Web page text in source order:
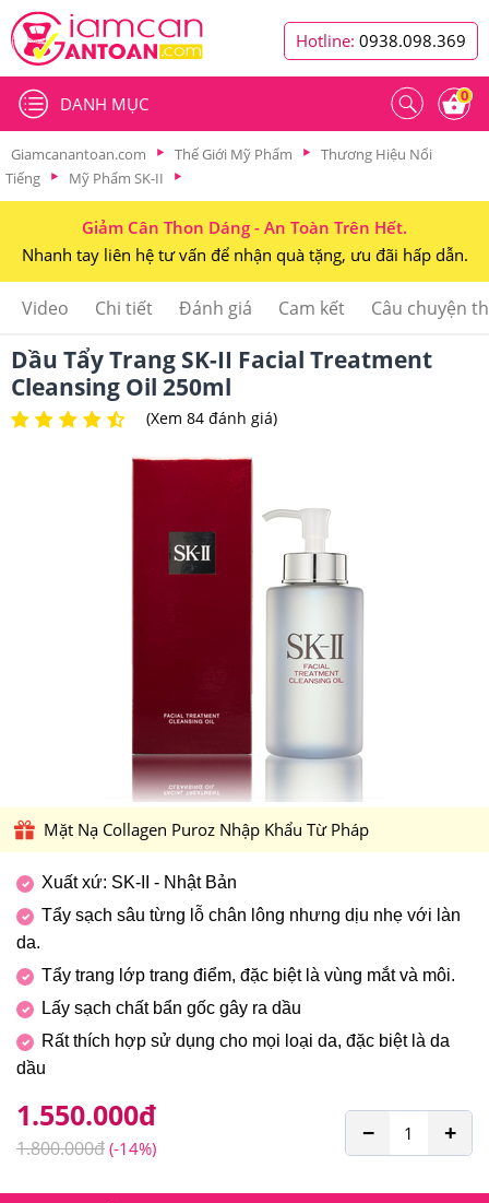
Hotline: 0938.098.369
0
DANH MỤC
Giamcanantoan.com Thế Giới Mỹ Phẩm
Thương Hiệu Nổi
Tiếng
Mỹ Phẩm SK-II
Giảm Cân Thon Dáng - An Toàn Trên Hết.
Nhanh tay liên hệ tư vấn để nhận quà tặng, ưu đãi hấp dẫn.
Video Chi tiết Đánh giá Cam kết Câu chuyện
Dầu Tẩy Trang SK-II Facial Treatment
Cleansing Oil 250ml
(Xem 84 đánh giá)
Mặt Nạ Collagen Puroz Nhập Khẩu Từ Pháp
Xuất xứ: SK-II - Nhật Bản
Tẩy sạch sâu từng lỗ chân lông nhưng dịu nhẹ với làn
da.
Tẩy trang lớp trang điểm, đặc biệt là vùng mắt và môi.
Lấy sạch chất bẩn gốc gây ra dầu
Rất thích hợp sử dụng cho mọi loại da, đặc biệt là da
dầu
1.550.000đ
1.800.000đ (-14%)
+
−